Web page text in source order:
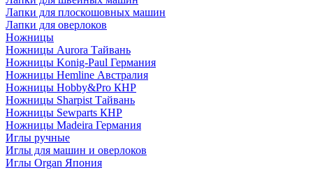
Лапки для плоскошовных машин
Лапки для оверлоков
Ножницы
Ножницы Aurora Тайвань
Ножницы Konig-Paul Германия
Ножницы Hemline Австралия
Ножницы Hobby&Pro КНР
Ножницы Sharpist Тайвань
Ножницы Sewparts КНР
Ножницы Madeira Германия
Иглы ручные
Иглы для машин и оверлоков
Иглы Organ Япония